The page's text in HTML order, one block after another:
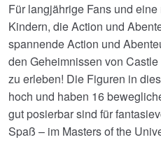
Für langjährige Fans und
Kindern, die Action und
spannende Action und
den Geheimnissen von
zu erleben! Die Figuren in
hoch und haben 16
gut posierbar sind für
Spaß – im Masters of the